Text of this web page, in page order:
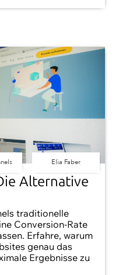
Elia Faber
Alternative
traditionelle
Conversion-Rate
Erfahre, warum
genau das
Ergebnisse zu